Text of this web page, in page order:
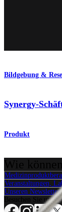
Bildgebung &
Synergy-
Produkt
Wie
Veranstaltungen,
Unseren Newsletter
Besuchen Sie uns